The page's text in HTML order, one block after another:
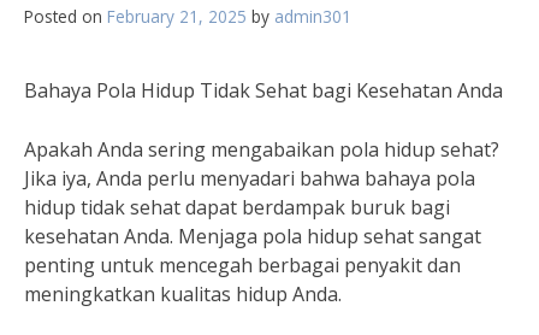
Posted on February 21, 2025 by admin301
Bahaya Pola Hidup Tidak Sehat bagi Kesehatan Anda
Apakah Anda sering mengabaikan pola hidup sehat?
Jika iya, Anda perlu menyadari bahwa bahaya pola
hidup tidak sehat dapat berdampak buruk bagi
kesehatan Anda. Menjaga pola hidup sehat sangat
penting untuk mencegah berbagai penyakit dan
meningkatkan kualitas hidup Anda.